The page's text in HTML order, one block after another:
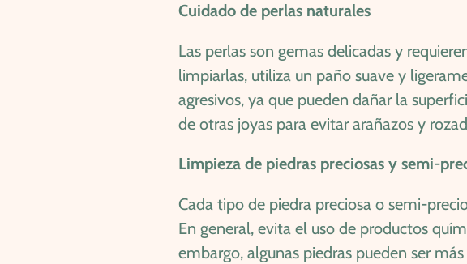
Cuidado de perlas naturales
Las perlas son gemas delicadas y
limpiarlas, utiliza un paño suave y
agresivos, ya que pueden dañar la
de otras joyas para evitar arañazos y
Limpieza de piedras preciosas y semi-
Cada tipo de piedra preciosa o semi-
En general, evita el uso de productos
embargo, algunas piedras pueden ser